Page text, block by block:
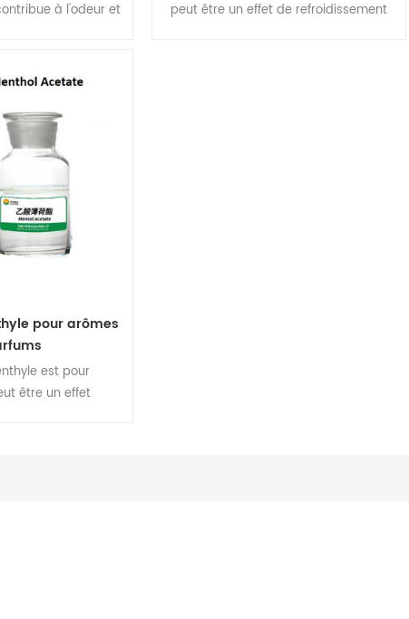
à l'odeur et
3-5% de l'huile
contribuant
à sa saveur
peut être un effet de refroidissement
pour arômes
est pour
être un effet